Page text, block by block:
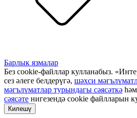
Барлык язмалар
Без cookie-файллар кулланабыз.
сез әлеге белдерүгә, шәхси
мәгълүматлар турындагы сәясәткә һәм
сәясәте нигезендә cookie файлларын
Килешү